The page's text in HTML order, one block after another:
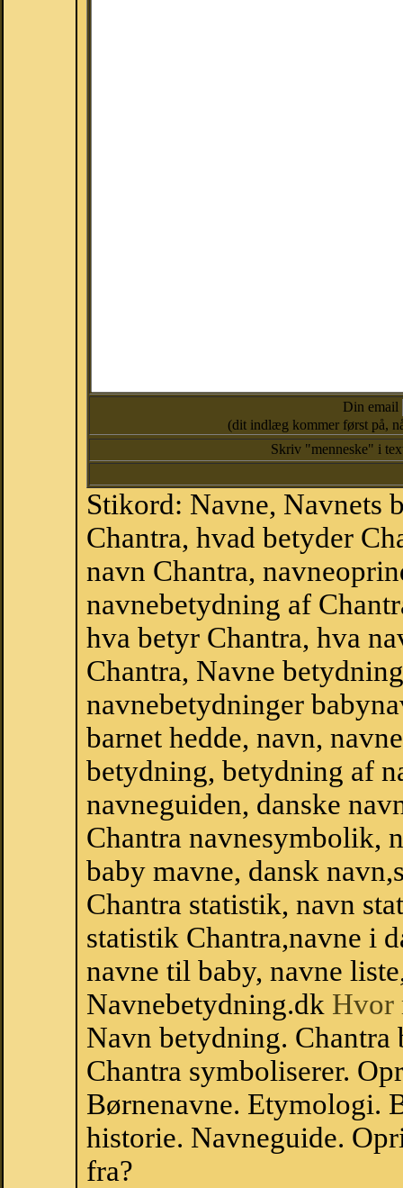
Din email
(dit indlæg kommer først på,
Skriv "menneske" i
Stikord: Navne, Navnets
Chantra, hvad betyder
navn Chantra,
navnebetydning af
hva betyr Chantra, hva
Chantra, Navne
navnebetydninger
barnet hedde, navn,
betydning, betydning af
navneguiden, danske
Chantra navnesymbolik,
baby mavne, dansk
Chantra statistik, navn
statistik Chantra,navne i
navne til baby, navne
Navnebetydning.dk Hvor
Navn betydning.
Chantra symboliserer.
Børnenavne. Etymologi.
historie. Navneguide.
fra?